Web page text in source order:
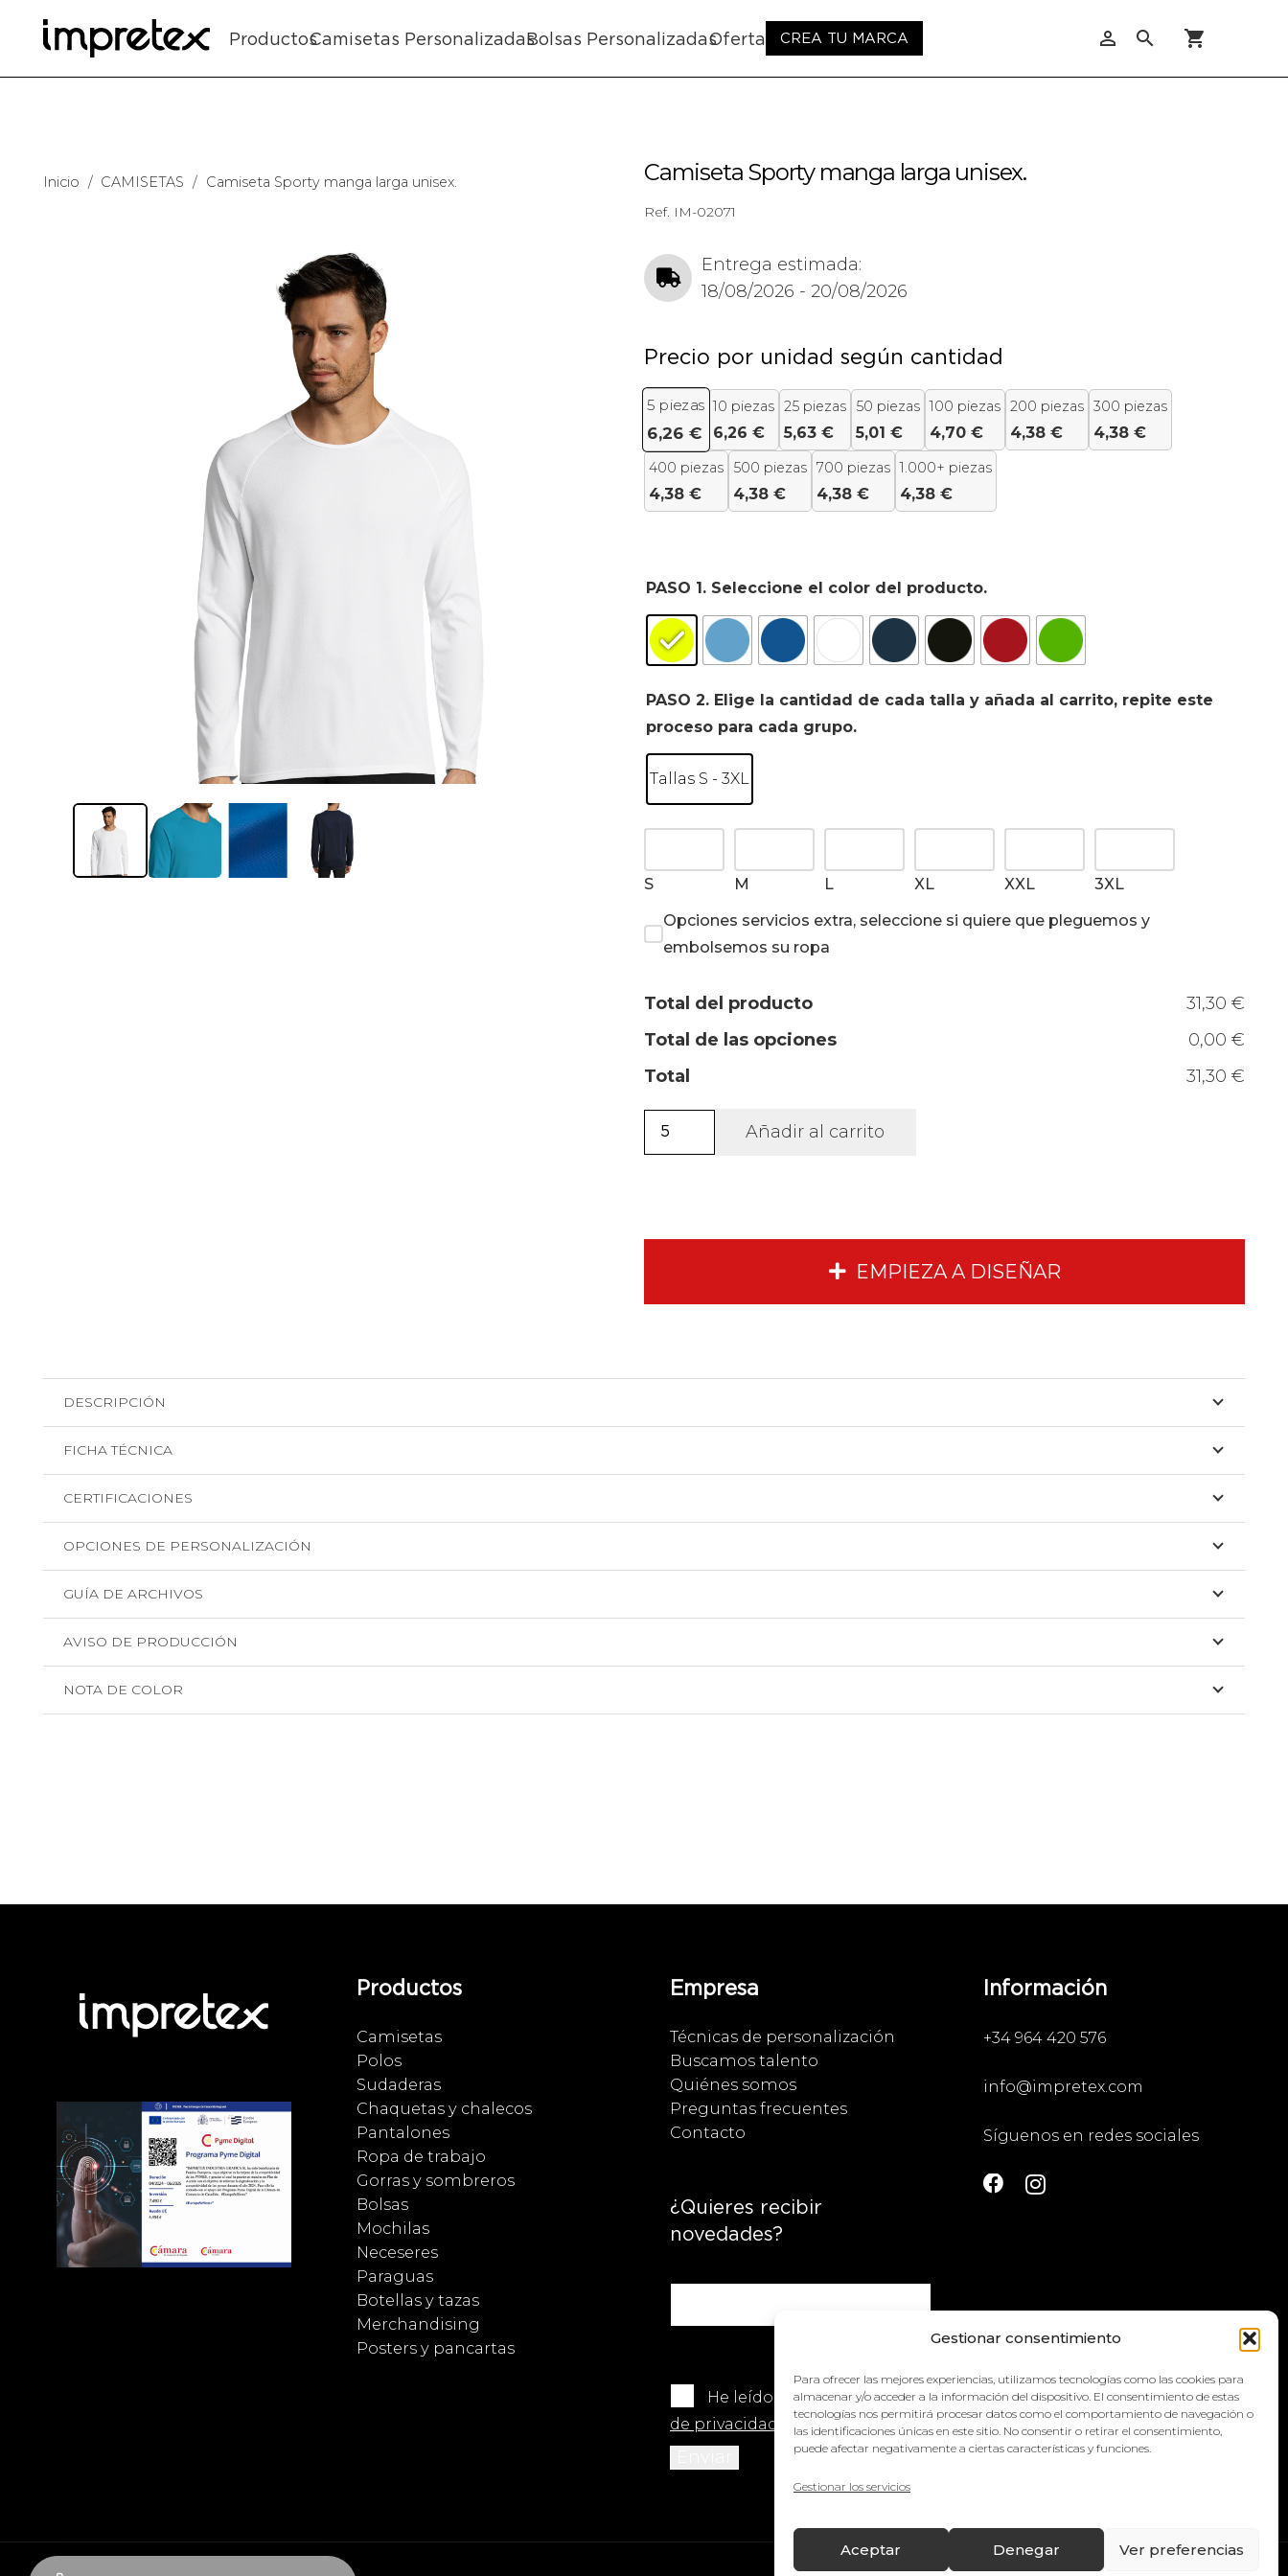
Gestionar consentimiento
Para ofrecer las mejores experiencias, utilizamos tecnologías como las cookies para
almacenar y/o acceder a la información del dispositivo. El consentimiento de estas
tecnologías nos permitirá procesar datos como el comportamiento de navegación o
las identificaciones únicas en este sitio. No consentir o retirar el consentimiento,
puede afectar negativamente a ciertas características y funciones.
Gestionar los servicios
Aceptar Denegar Ver preferencias
ProductosCamisetas PersonalizadasBolsas PersonalizadasOferta CREA TU MARCA person_outline search shopping_cart
Inicio / CAMISETAS / Camiseta Sporty manga larga unisex. Camiseta Sporty manga larga unisex.
Ref. IM-02071
Entrega estimada:
18/08/2026 - 20/08/2026
Precio por unidad según cantidad
5 piezas
6,26 €
10 piezas
6,26 €
25 piezas
5,63 €
50 piezas
5,01 €
100 piezas
4,70 €
200 piezas
4,38 €
300 piezas
4,38 €
400 piezas
4,38 €
500 piezas
4,38 €
700 piezas
4,38 €
1.000+ piezas
4,38 €
PASO 1. Seleccione el color del producto.
PASO 2. Elige la cantidad de cada talla y añada al carrito, repite este
proceso para cada grupo.
Tallas S - 3XL
S M L XL XXL
3XL
Opciones servicios extra, seleccione si quiere que pleguemos y
embolsemos su ropa
Total del producto
31,30 €
Total de las opciones
0,00 €
Total
31,30 €
Camiseta
Sporty
Añadir al carrito
EMPIEZA A DISEÑAR
DESCRIPCIÓN
FICHA TÉCNICA
CERTIFICACIONES
OPCIONES DE PERSONALIZACIÓN
GUÍA DE ARCHIVOS
AVISO DE PRODUCCIÓN
NOTA DE COLOR
Productos
Camisetas
Polos
Sudaderas
Chaquetas y chalecos
Pantalones
Ropa de trabajo
Gorras y sombreros
Bolsas
Mochilas
Neceseres
Paraguas
Botellas y tazas
Merchandising
Posters y pancartas
Empresa
Técnicas de personalización
Buscamos talento
Quiénes somos
Preguntas frecuentes
Contacto
¿Quieres recibir
novedades?
He leído y acepto lapolítica
de privacidad
Información
+34 964 420 576
info@impretex.com
Síguenos en redes sociales